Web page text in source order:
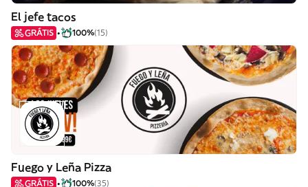
El jefe tacos
GRÁTIS 100%(15)
Fuego y Leña Pizza
GRÁTIS 100%(35)